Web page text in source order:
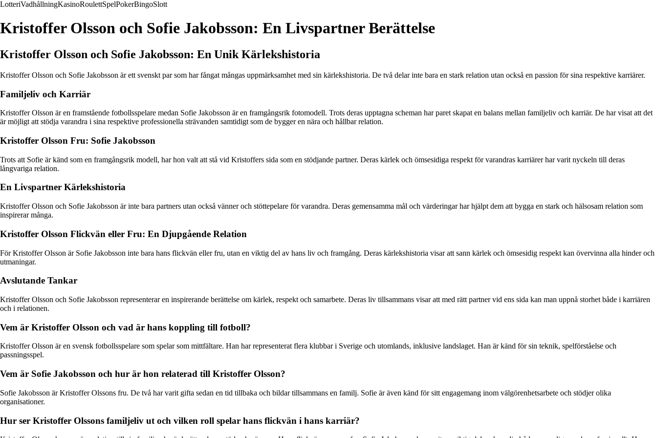
LotteriVadhållningKasinoRoulettSpelPokerBingoSlott
Kristoffer Olsson och Sofie Jakobsson: En Livspartner Berättelse
Kristoffer Olsson och Sofie Jakobsson: En Unik Kärlekshistoria
Kristoffer Olsson och Sofie Jakobsson är ett svenskt par som har fångat mångas uppmärksamhet med sin kärlekshistoria. De två delar inte bara en stark relation utan också en passion för sina respektive karriärer.
Familjeliv och Karriär
Kristoffer Olsson är en framstående fotbollsspelare medan Sofie Jakobsson är en framgångsrik fotomodell. Trots deras upptagna scheman har paret skapat en balans mellan familjeliv och karriär. De har visat att det
är möjligt att stödja varandra i sina respektive professionella strävanden samtidigt som de bygger en nära och hållbar relation.
Kristoffer Olsson Fru: Sofie Jakobsson
Trots att Sofie är känd som en framgångsrik modell, har hon valt att stå vid Kristoffers sida som en stödjande partner. Deras kärlek och ömsesidiga respekt för varandras karriärer har varit nyckeln till deras
långvariga relation.
En Livspartner Kärlekshistoria
Kristoffer Olsson och Sofie Jakobsson är inte bara partners utan också vänner och stöttepelare för varandra. Deras gemensamma mål och värderingar har hjälpt dem att bygga en stark och hälsosam relation som
inspirerar många.
Kristoffer Olsson Flickvän eller Fru: En Djupgående Relation
För Kristoffer Olsson är Sofie Jakobsson inte bara hans flickvän eller fru, utan en viktig del av hans liv och framgång. Deras kärlekshistoria visar att sann kärlek och ömsesidig respekt kan övervinna alla hinder och
utmaningar.
Avslutande Tankar
Kristoffer Olsson och Sofie Jakobsson representerar en inspirerande berättelse om kärlek, respekt och samarbete. Deras liv tillsammans visar att med rätt partner vid ens sida kan man uppnå storhet både i karriären
och i relationen.
Vem är Kristoffer Olsson och vad är hans koppling till fotboll?
Kristoffer Olsson är en svensk fotbollsspelare som spelar som mittfältare. Han har representerat flera klubbar i Sverige och utomlands, inklusive landslaget. Han är känd för sin teknik, spelförståelse och
passningsspel.
Vem är Sofie Jakobsson och hur är hon relaterad till Kristoffer Olsson?
Sofie Jakobsson är Kristoffer Olssons fru. De två har varit gifta sedan en tid tillbaka och bildar tillsammans en familj. Sofie är även känd för sitt engagemang inom välgörenhetsarbete och stödjer olika
organisationer.
Hur ser Kristoffer Olssons familjeliv ut och vilken roll spelar hans flickvän i hans karriär?